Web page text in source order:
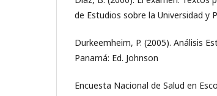
de Estudios sobre la Universidad y
Durkeemheim, P. (2005). Análisis
Panamá: Ed. Johnson
Encuesta Nacional de Salud en